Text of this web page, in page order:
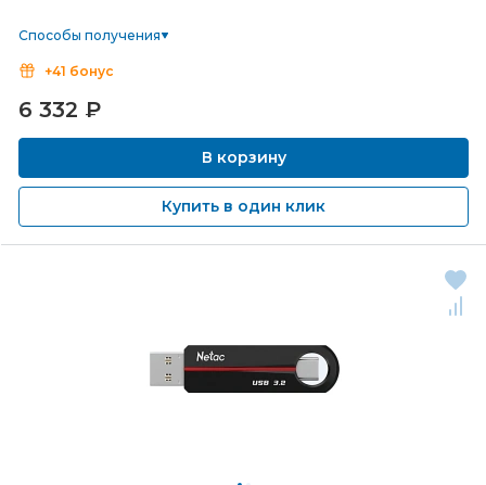
Способы получения
+41 бонус
6 332 ₽
В корзину
Купить в один клик